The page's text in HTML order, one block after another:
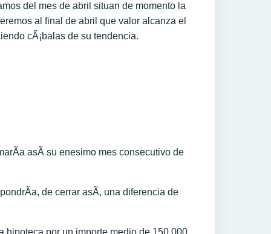
del mes de abril situan de momento la
al final de abril que valor alcanza el
cÃ¡balas de su tendencia.
asÃ­ su enesimo mes consecutivo de
de cerrar asÃ­, una diferencia de
hipoteca por un importe medio de 150.000